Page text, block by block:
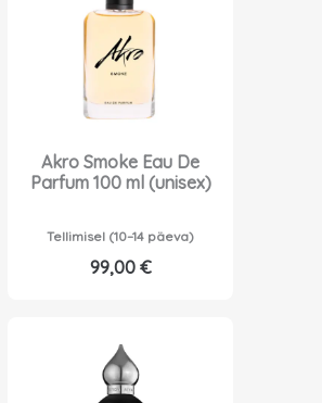
Akro Smoke Eau De
Parfum 100 ml (unisex)
Tellimisel (10–14 päeva)
99,00 €